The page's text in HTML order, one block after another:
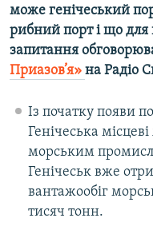
ДОЛУЧАЙСЯ!
Усі сайти RFE/RL
може генічеський
рибний порт і що для
запитання
Приазов’я» на Радіо
Із початку появи
Генічеська
морським
Генічеськ вже
вантажообіг
тисяч тонн.